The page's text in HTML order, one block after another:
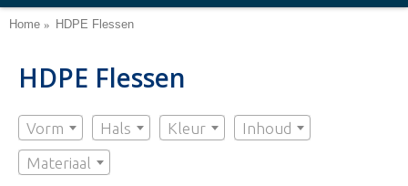
Home HDPE Flessen
HDPE Flessen
Vorm Hals Kleur
Inhoud
Materiaal